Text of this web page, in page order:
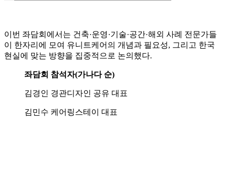
이번 좌담회에서는 건축·운영·기술·공간·해외 사례 전문가들
이 한자리에 모여 유니트케어의 개념과 필요성, 그리고 한국
현실에 맞는 방향을 집중적으로 논의했다.
좌담회 참석자(가나다 순)
김경인 경관디자인 공유 대표
김민수 케어링스테이 대표